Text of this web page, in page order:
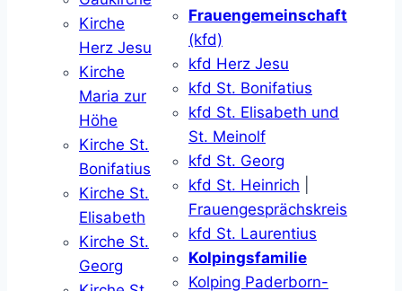
Kirche
Herz Jesu
Kirche
Maria zur
Höhe
Kirche St.
Bonifatius
Kirche St.
Elisabeth
Kirche St.
Georg
Frauengemeinschaft
(kfd)
kfd Herz Jesu
kfd St. Bonifatius
kfd St. Elisabeth und
St. Meinolf
kfd St. Georg
kfd St. Heinrich
Frauengesprächskreis
kfd St. Laurentius
Kolpingsfamilie
Kolping Paderborn-